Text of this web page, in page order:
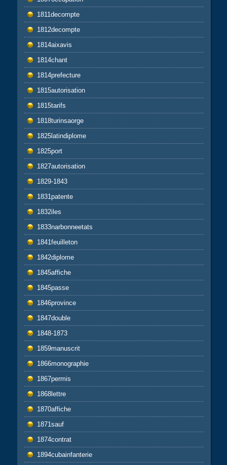
1811decompte
1812decompte
1814aixavis
1814chant
1814prefecture
1815autorisation
1815tarifs
1818turinsaorge
1825latindiplome
1825port
1827autorisation
1829-1843
1831patente
1832iles
1833narbonneetats
1841feuilleton
1842diplome
1845affiche
1845passe
1846province
1847double
1848-1873
1859manuscrit
1866monographie
1867permis
1868lettre
1870affiche
1871sauf
1874contrat
1894cubainfanterie